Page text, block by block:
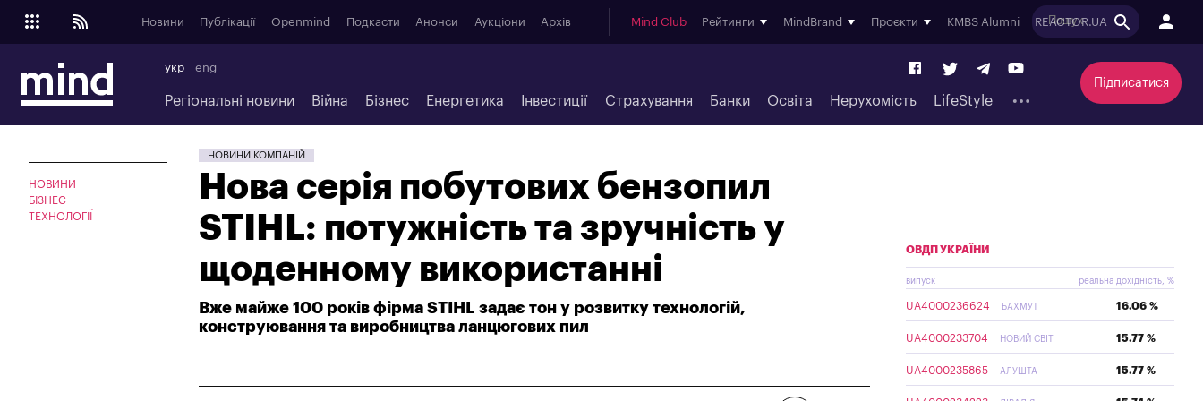
Новини Публікації Openmind Подкасти Анонси Аукціони Архів Mind Club Рейтинги MindBrand Проєкти KMBS Alumni REACTOR.UA
укр eng
Регіональні новини Війна Бізнес Енергетика Інвестиції Страхування Банки Освіта Нерухомість LifeStyle
Підписатися
НОВИНИ
БІЗНЕС
ТЕХНОЛОГІЇ
НОВИНИ КОМПАНІЙ
Нова серія побутових бензопил
STIHL: потужність та зручність у
щоденному використанні
Вже майже 100 років фірма STIHL задає тон у розвитку технологій,
конструювання та виробництва ланцюгових пил
ОВДП УКРАЇНИ
випуск реальна дохідність, %
UA4000236624 БАХМУТ 16.06 %
UA4000233704 НОВИЙ СВІТ 15.77 %
UA4000235865 АЛУШТА 15.77 %